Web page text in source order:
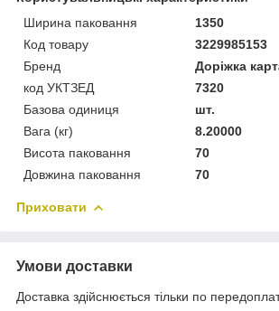
Ширина паковання
1350
Код товару
3229985153
Бренд
Доріжка
код УКТЗЕД
7320
Базова одиниця
шт.
Вага (кг)
8.20000
Висота паковання
70
Довжина паковання
70
Приховати
Умови доставки
Доставка здійснюється тільки по